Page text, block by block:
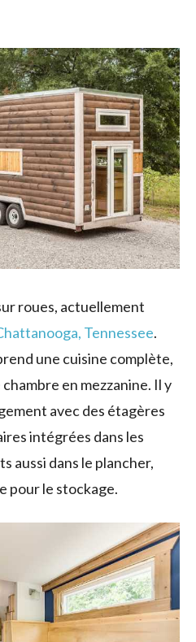
roues, actuellement
Tennessee.
une cuisine complète,
en mezzanine. Il y
avec des étagères
intégrées dans les
aussi dans le plancher,
pour le stockage.